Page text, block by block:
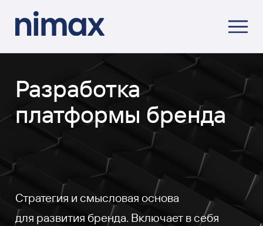
Разработка
платформы бренда
Стратегия и смысловая основа
для развития бренда. Включает в себя